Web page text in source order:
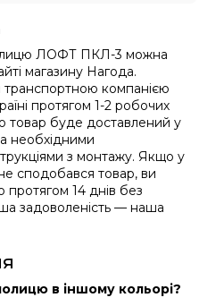
ЛОФТ ПКЛ-3 можна
магазину Нагода.
транспортною компанією
протягом 1-2 робочих
товар буде доставлений у
необхідними
з монтажу. Якщо у
сподобався товар, ви
14 днів без
задоволеність — наша
в іншому кольорі?